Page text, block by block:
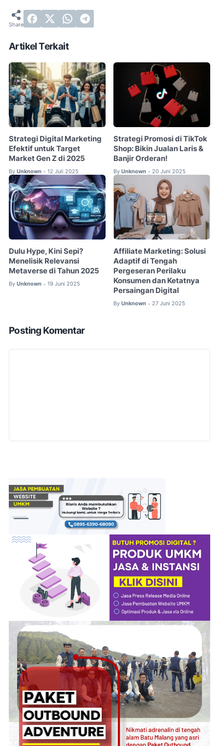
Artikel Terkait
Strategi Digital Marketing
Efektif untuk Target
Market Gen Z di 2025
By Unknown • 12 Juli 2025
Strategi Promosi di TikTok
Shop: Bikin Jualan Laris &
Banjir Orderan!
By Unknown • 20 Juni 2025
Dulu Hype, Kini Sepi?
Menelisik Relevansi
Metaverse di Tahun 2025
By Unknown • 19 Juni 2025
Affiliate Marketing: Solusi
Adaptif di Tengah
Pergeseran Perilaku
Konsumen dan Ketatnya
Persaingan Digital
By Unknown • 27 Juni 2025
Posting Komentar